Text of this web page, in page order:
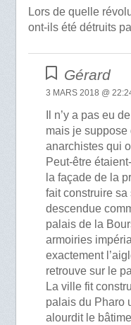
Lors de quelle
ont-ils été détruits
Gérard
3 MARS 2018 @
Il n’y a pas eu
mais je suppose
anarchistes qui
Peut-être
la façade de la
fait construire
descendue
palais de la
armoiries
exactement
retrouve sur le
La ville fit
palais du Pharo
alourdit le